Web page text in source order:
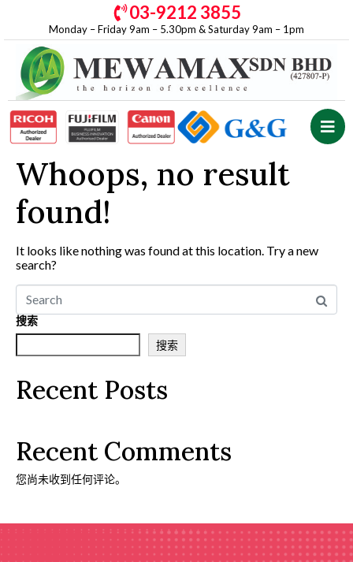
03-9212 3855
Monday – Friday 9am – 5.30pm & Saturday 9am – 1pm
Whoops, no result
found!
It looks like nothing was found at this location. Try a new
search?
搜索
搜索
Recent Posts
Recent Comments
您尚未收到任何评论。